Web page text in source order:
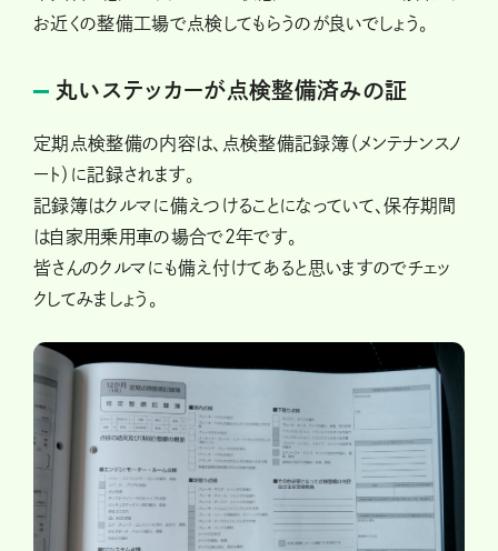
お近くの整備工場で点検してもらうのが良いでしょう。
丸いステッカーが点検整備済みの証
定期点検整備の内容は、点検整備記録簿（メンテナンスノ
ート）に記録されます。
記録簿はクルマに備えつけることになっていて、保存期間
は自家用乗用車の場合で2年です。
皆さんのクルマにも備え付けてあると思いますのでチェッ
クしてみましょう。